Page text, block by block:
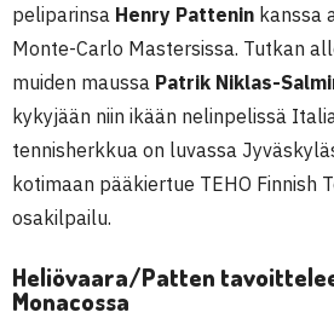
peliparinsa Henry Pattenin kanssa
Monte-Carlo Mastersissa. Tutkan
muiden maussa Patrik Niklas-
kykyjään niin ikään nelinpelissä
tennisherkkua on luvassa
kotimaan pääkiertue TEHO Finnish
osakilpailu.
Heliövaara/Patten
Monacossa